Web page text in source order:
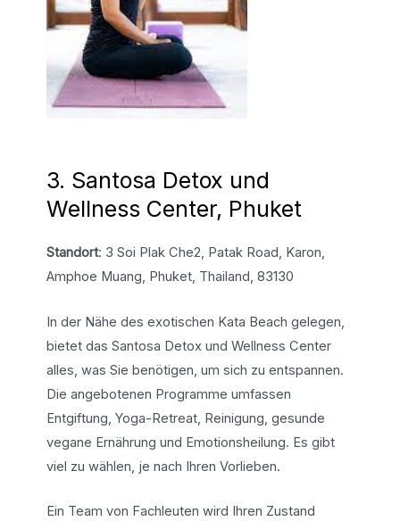
3. Santosa Detox und
Wellness Center, Phuket
Standort: 3 Soi Plak Che2, Patak Road, Karon,
Amphoe Muang, Phuket, Thailand, 83130
In der Nähe des exotischen Kata Beach gelegen,
bietet das Santosa Detox und Wellness Center
alles, was Sie benötigen, um sich zu entspannen.
Die angebotenen Programme umfassen
Entgiftung, Yoga-Retreat, Reinigung, gesunde
vegane Ernährung und Emotionsheilung. Es gibt
viel zu wählen, je nach Ihren Vorlieben.
Ein Team von Fachleuten wird Ihren Zustand